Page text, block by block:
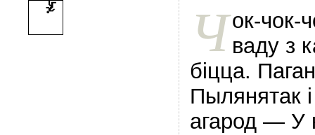
Чок-чок-
ваду з
бiцца.
Пылянятак
агарод — У